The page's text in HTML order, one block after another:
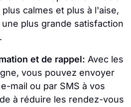
calmes et plus à l'aise,
plus grande satisfaction
et de rappel: Avec les
vous pouvez envoyer
mail ou par SMS à vos
à réduire les rendez-vous